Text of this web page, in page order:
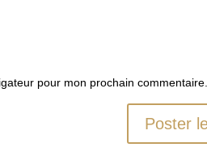
pour mon prochain commentaire.